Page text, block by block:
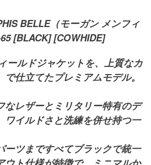
BELLE（モーガン メンフィ
[BLACK] [COWHIDE]
ールドジャケットを、上質なカ
仕立てたプレミアムモデル。
なレザーとミリタリー特有のデ
ワイルドさと洗練を併せ持つ一
ーツまですべてブラックで統一